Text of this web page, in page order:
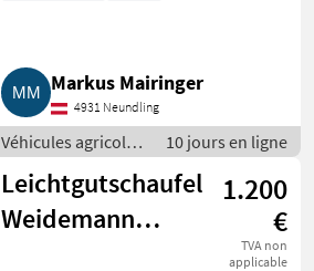
Markus Mairinger
4931 Neundling
Véhicules agricoles
à moteur /
Chargeurs de
ferme
10 jours en ligne
Leichtgutschaufel
Weidemann
1.200
€
TVA non
applicable